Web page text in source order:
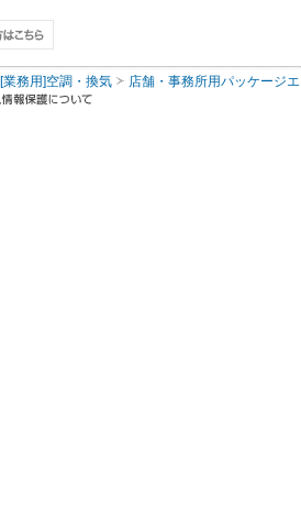
[業務用]空調・換気 店舗・事務所用パッケージ